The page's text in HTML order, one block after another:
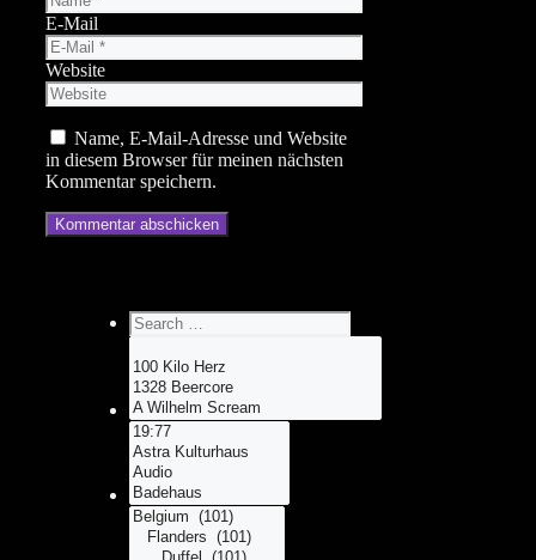
E-Mail
Website
Name, E-Mail-Adresse und Website
in diesem Browser für meinen nächsten
Kommentar speichern.